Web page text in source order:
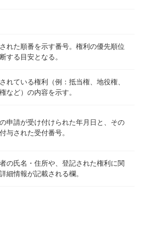
れた順番を示す番号。権利の優先順位
する目安となる。
れている権利（例：抵当権、地役権、
など）の内容を示す。
申請が受け付けられた年月日と、その
与された受付番号。
の氏名・住所や、登記された権利に関
細情報が記載される欄。